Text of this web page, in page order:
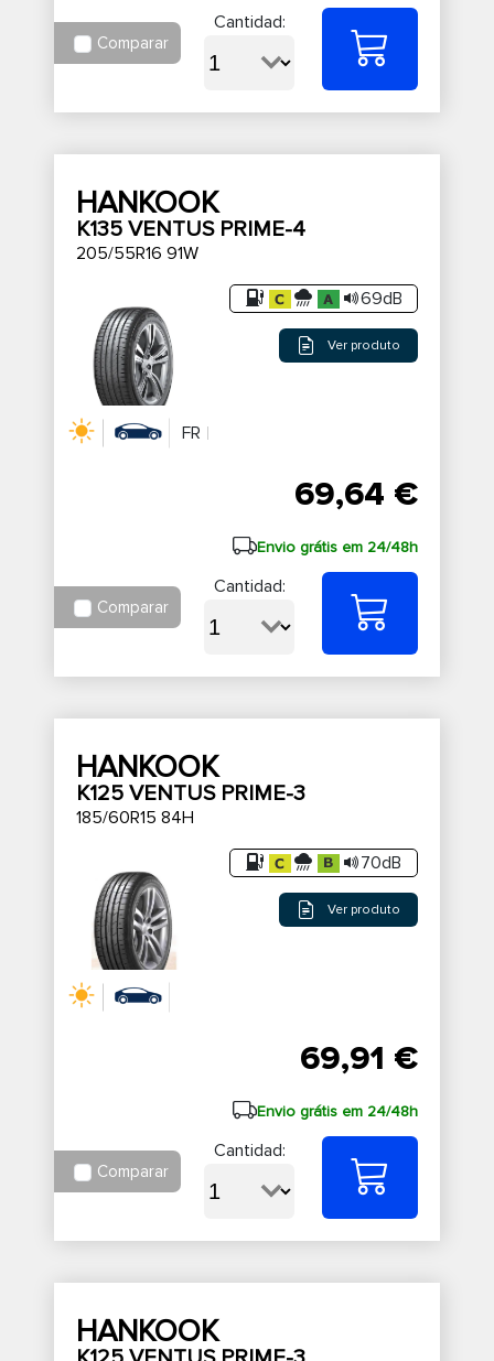
Comparar
Cantidad:
HANKOOK
K135 VENTUS PRIME-4
205/55R16 91W
69dB
Ver produto
FR
69,64 €
Envio grátis em 24/48h
Comparar
Cantidad:
HANKOOK
K125 VENTUS PRIME-3
185/60R15 84H
70dB
Ver produto
69,91 €
Envio grátis em 24/48h
Comparar
Cantidad:
HANKOOK